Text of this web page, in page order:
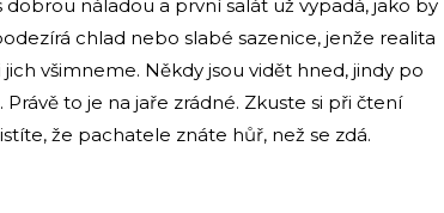
náladou a první salát už vypadá, jako by
chlad nebo slabé sazenice, jenže realita
jich všimneme. Někdy jsou vidět hned, jindy po
. Právě to je na jaře zrádné. Zkuste si při čtení
že pachatele znáte hůř, než se zdá.